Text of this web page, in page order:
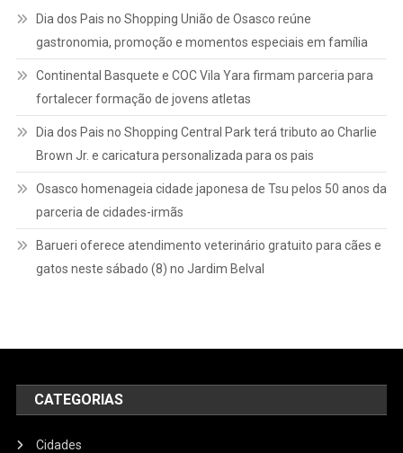
Dia dos Pais no Shopping União de Osasco reúne
gastronomia, promoção e momentos especiais em família
Continental Basquete e COC Vila Yara firmam parceria para
fortalecer formação de jovens atletas
Dia dos Pais no Shopping Central Park terá tributo ao Charlie
Brown Jr. e caricatura personalizada para os pais
Osasco homenageia cidade japonesa de Tsu pelos 50 anos da
parceria de cidades-irmãs
Barueri oferece atendimento veterinário gratuito para cães e
gatos neste sábado (8) no Jardim Belval
CATEGORIAS
Cidades